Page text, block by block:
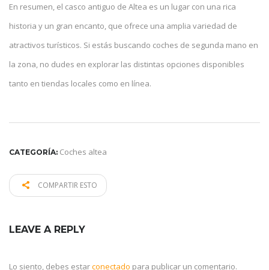
En resumen, el casco antiguo de Altea es un lugar con una rica
historia y un gran encanto, que ofrece una amplia variedad de
atractivos turísticos. Si estás buscando coches de segunda mano en
la zona, no dudes en explorar las distintas opciones disponibles
tanto en tiendas locales como en línea.
CATEGORÍA: Coches altea
COMPARTIR ESTO
LEAVE A REPLY
Lo siento, debes estarconectado para publicar un comentario.